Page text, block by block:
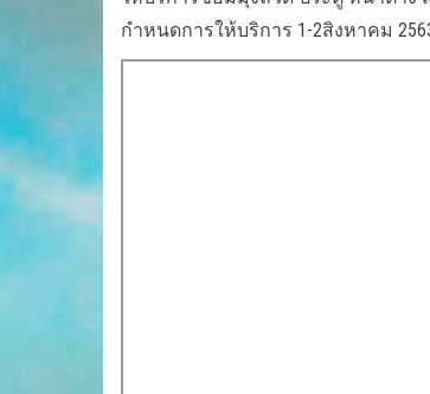
กำหนดการให้บริการ 1-2สิงหาคม